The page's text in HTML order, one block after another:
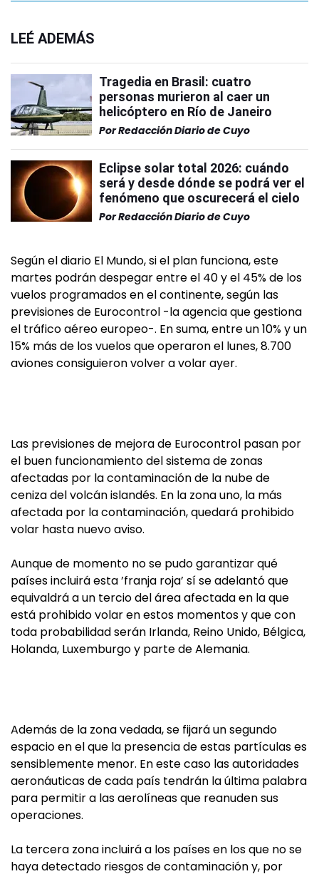
LEÉ ADEMÁS
Tragedia en Brasil: cuatro
personas murieron al caer un
helicóptero en Río de Janeiro
PorRedacción Diario de Cuyo
Eclipse solar total 2026: cuándo
será y desde dónde se podrá ver el
fenómeno que oscurecerá el cielo
PorRedacción Diario de Cuyo
Según el diario El Mundo, si el plan funciona, este
martes podrán despegar entre el 40 y el 45% de los
vuelos programados en el continente, según las
previsiones de Eurocontrol -la agencia que gestiona
el tráfico aéreo europeo-. En suma, entre un 10% y un
15% más de los vuelos que operaron el lunes, 8.700
aviones consiguieron volver a volar ayer.
Las previsiones de mejora de Eurocontrol pasan por
el buen funcionamiento del sistema de zonas
afectadas por la contaminación de la nube de
ceniza del volcán islandés. En la zona uno, la más
afectada por la contaminación, quedará prohibido
volar hasta nuevo aviso.
Aunque de momento no se pudo garantizar qué
países incluirá esta ’franja roja’ sí se adelantó que
equivaldrá a un tercio del área afectada en la que
está prohibido volar en estos momentos y que con
toda probabilidad serán Irlanda, Reino Unido, Bélgica,
Holanda, Luxemburgo y parte de Alemania.
Además de la zona vedada, se fijará un segundo
espacio en el que la presencia de estas partículas es
sensiblemente menor. En este caso las autoridades
aeronáuticas de cada país tendrán la última palabra
para permitir a las aerolíneas que reanuden sus
operaciones.
La tercera zona incluirá a los países en los que no se
haya detectado riesgos de contaminación y, por